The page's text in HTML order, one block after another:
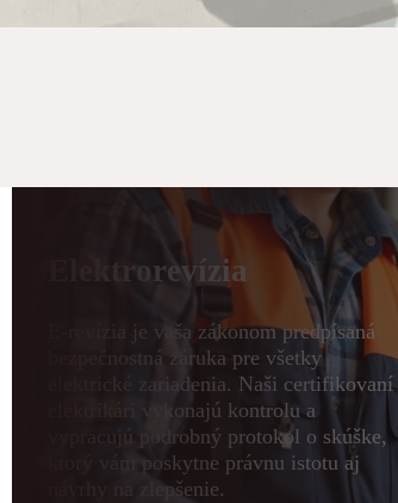
Elektrorevízia
E-revízia je vaša zákonom predpísaná
bezpečnostná záruka pre všetky
elektrické zariadenia. Naši certifikovaní
elektrikári vykonajú kontrolu a
vypracujú podrobný protokol o skúške,
ktorý vám poskytne právnu istotu aj
návrhy na zlepšenie.